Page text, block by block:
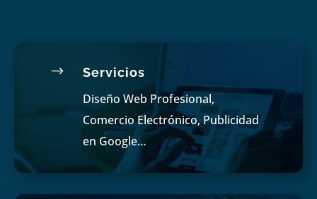
$ Servicios
Diseño Web Profesional,
Comercio Electrónico, Publicidad
en Google…